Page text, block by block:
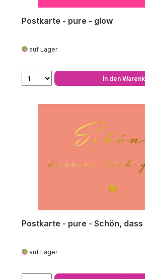
Postkarte - pure - glow
auf Lager
In den
Postkarte - pure - Schön,
auf Lager